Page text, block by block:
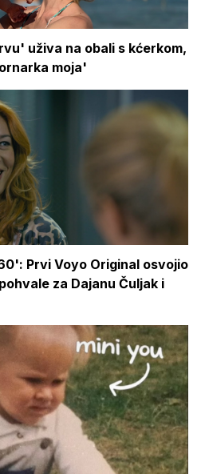
uživa na obali s kćerkom,
moja'
Prvi Voyo Original osvojio
za Dajanu Čuljak i